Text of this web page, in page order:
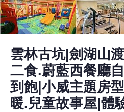
雲林古坑|劍湖山
二食.蔚藍西餐廳
到飽|小威主題房
暖.兒童故事屋|體